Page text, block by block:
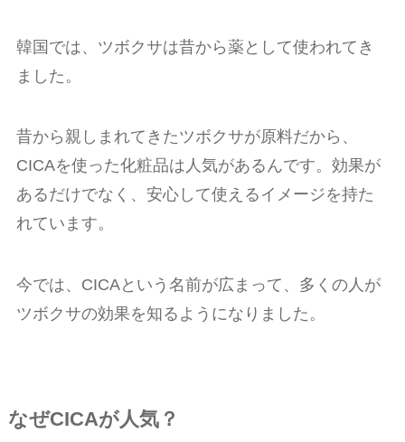
韓国では、ツボクサは昔から薬として使われてき
ました。
昔から親しまれてきたツボクサが原料だから、
CICAを使った化粧品は人気があるんです。効果が
あるだけでなく、安心して使えるイメージを持た
れています。
今では、CICAという名前が広まって、多くの人が
ツボクサの効果を知るようになりました。
なぜCICAが人気？